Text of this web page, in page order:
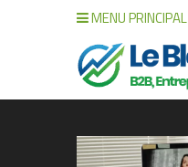
MENU PRINCIPAL